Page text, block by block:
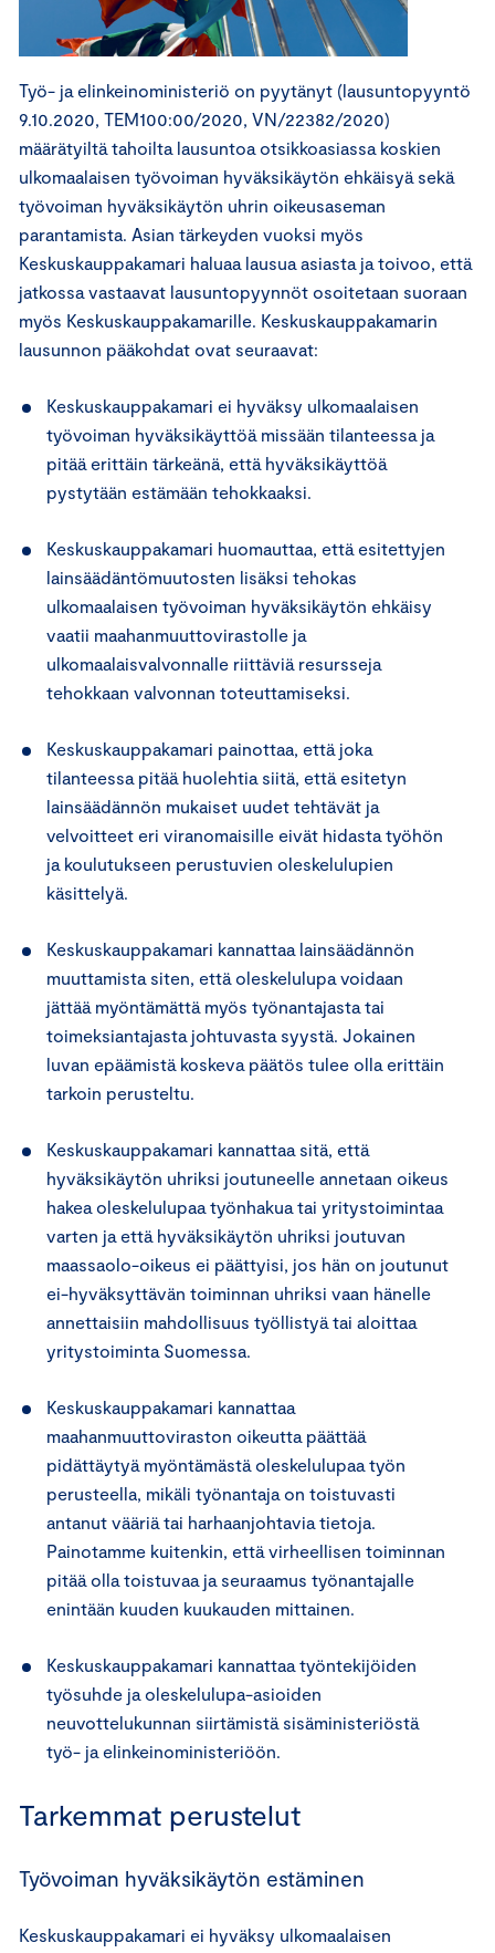
Työ- ja elinkeinoministeriö on pyytänyt (lausuntopyyntö
9.10.2020, TEM100:00/2020, VN/22382/2020)
määrätyiltä tahoilta lausuntoa otsikkoasiassa koskien
ulkomaalaisen työvoiman hyväksikäytön ehkäisyä sekä
työvoiman hyväksikäytön uhrin oikeusaseman
parantamista. Asian tärkeyden vuoksi myös
Keskuskauppakamari haluaa lausua asiasta ja toivoo, että
jatkossa vastaavat lausuntopyynnöt osoitetaan suoraan
myös Keskuskauppakamarille. Keskuskauppakamarin
lausunnon pääkohdat ovat seuraavat:
Keskuskauppakamari ei hyväksy ulkomaalaisen
työvoiman hyväksikäyttöä missään tilanteessa ja
pitää erittäin tärkeänä, että hyväksikäyttöä
pystytään estämään tehokkaaksi.
Keskuskauppakamari huomauttaa, että esitettyjen
lainsäädäntömuutosten lisäksi tehokas
ulkomaalaisen työvoiman hyväksikäytön ehkäisy
vaatii maahanmuuttovirastolle ja
ulkomaalaisvalvonnalle riittäviä resursseja
tehokkaan valvonnan toteuttamiseksi.
Keskuskauppakamari painottaa, että joka
tilanteessa pitää huolehtia siitä, että esitetyn
lainsäädännön mukaiset uudet tehtävät ja
velvoitteet eri viranomaisille eivät hidasta työhön
ja koulutukseen perustuvien oleskelulupien
käsittelyä.
Keskuskauppakamari kannattaa lainsäädännön
muuttamista siten, että oleskelulupa voidaan
jättää myöntämättä myös työnantajasta tai
toimeksiantajasta johtuvasta syystä. Jokainen
luvan epäämistä koskeva päätös tulee olla erittäin
tarkoin perusteltu.
Keskuskauppakamari kannattaa sitä, että
hyväksikäytön uhriksi joutuneelle annetaan oikeus
hakea oleskelulupaa työnhakua tai yritystoimintaa
varten ja että hyväksikäytön uhriksi joutuvan
maassaolo-oikeus ei päättyisi, jos hän on joutunut
ei-hyväksyttävän toiminnan uhriksi vaan hänelle
annettaisiin mahdollisuus työllistyä tai aloittaa
yritystoiminta Suomessa.
Keskuskauppakamari kannattaa
maahanmuuttoviraston oikeutta päättää
pidättäytyä myöntämästä oleskelulupaa työn
perusteella, mikäli työnantaja on toistuvasti
antanut vääriä tai harhaanjohtavia tietoja.
Painotamme kuitenkin, että virheellisen toiminnan
pitää olla toistuvaa ja seuraamus työnantajalle
enintään kuuden kuukauden mittainen.
Keskuskauppakamari kannattaa työntekijöiden
työsuhde ja oleskelulupa-asioiden
neuvottelukunnan siirtämistä sisäministeriöstä
työ- ja elinkeinoministeriöön.
Tarkemmat perustelut
Työvoiman hyväksikäytön estäminen
Keskuskauppakamari ei hyväksy ulkomaalaisen